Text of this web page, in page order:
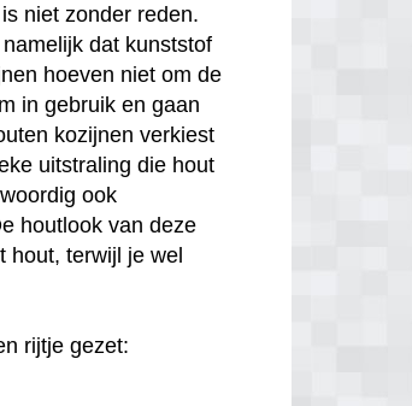
niet zonder reden.
dat kunststof
hoeven niet om de
in gebruik en gaan
kozijnen verkiest
uitstraling die hout
ook
houtlook van deze
hout, terwijl je wel
rijtje gezet: